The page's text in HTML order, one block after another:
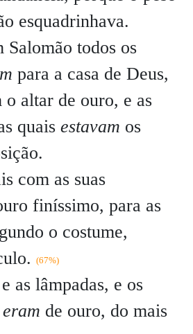
esquadrinhava.
Salomão todos os
para a casa de Deus,
o altar de ouro, e as
quais estavam os
com as suas
finíssimo, para as
o costume,
(67%)
as lâmpadas, e os
eram de ouro, do mais